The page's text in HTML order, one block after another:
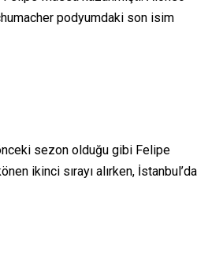
podyumdaki son isim
sezon olduğu gibi Felipe
ikinci sırayı alırken, İstanbul’da